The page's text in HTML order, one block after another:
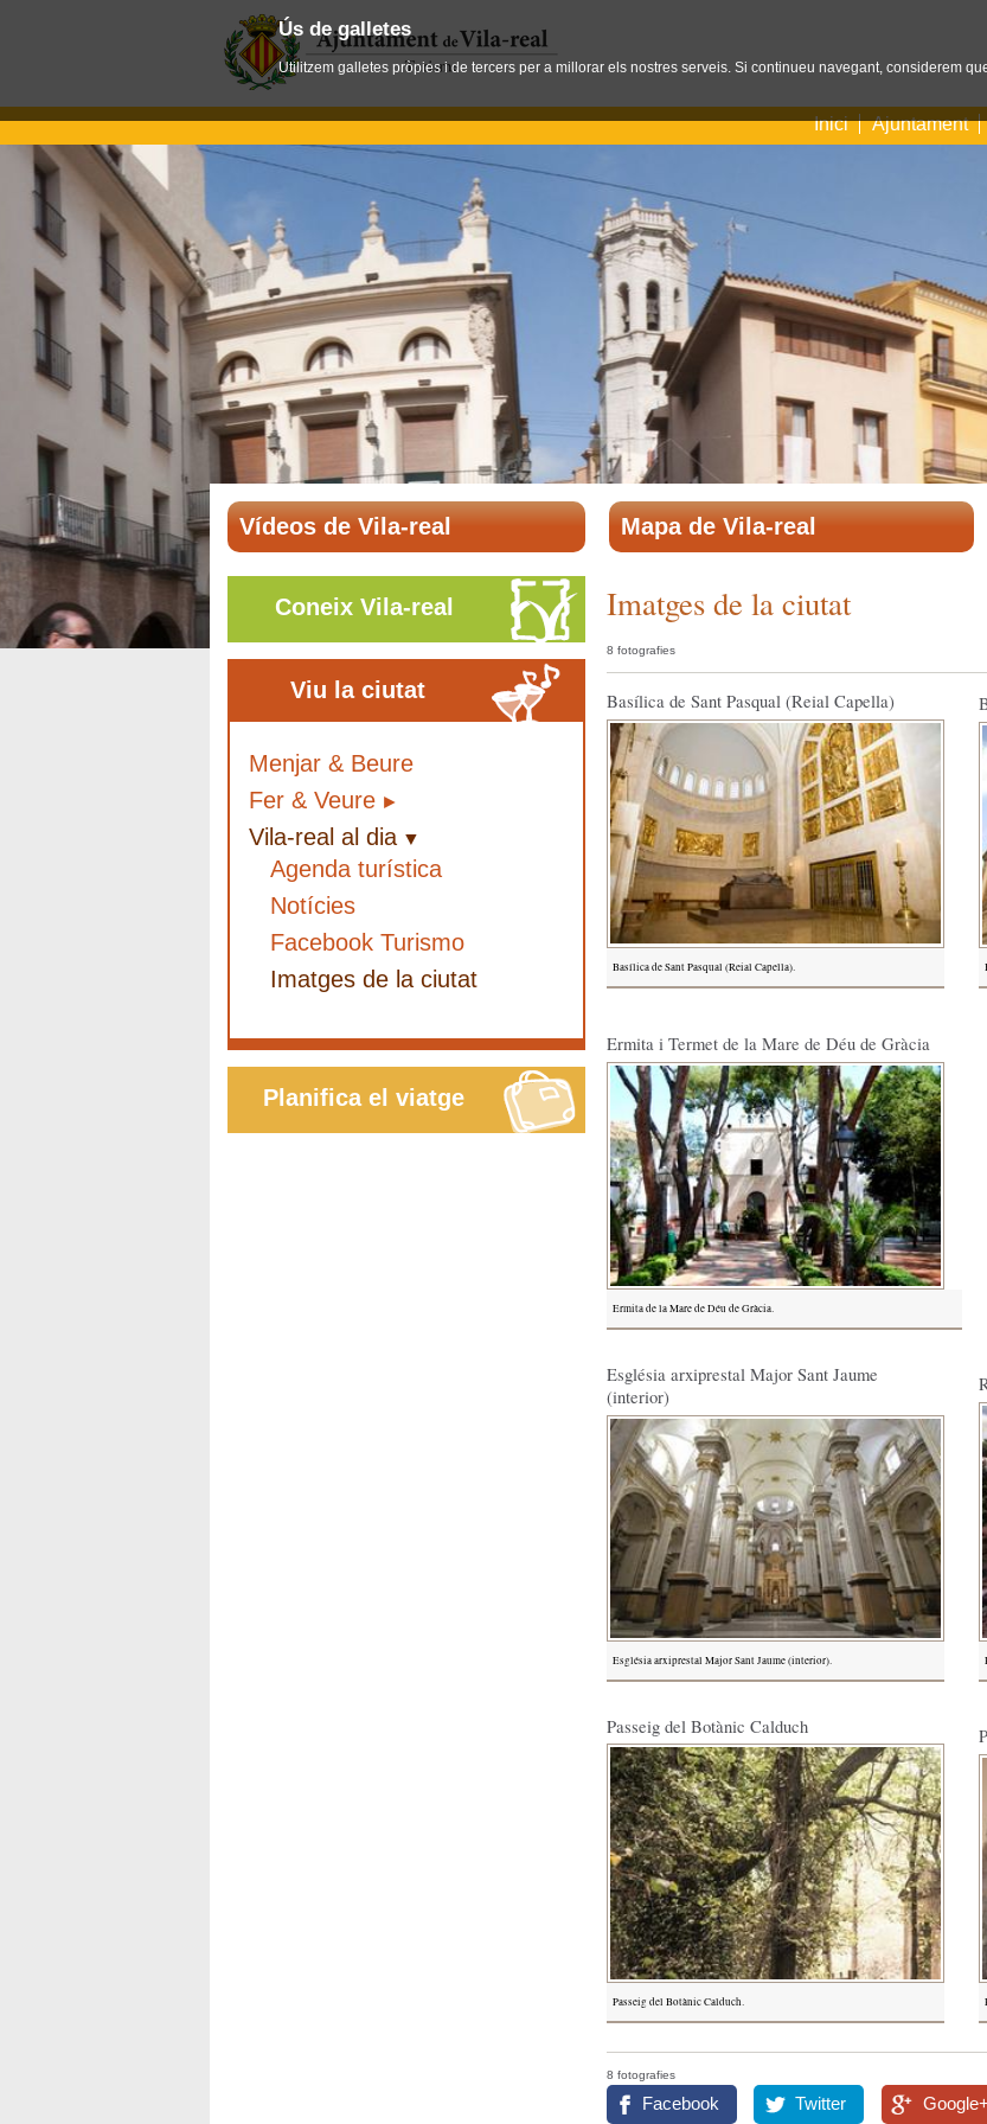
Inici Ajuntament
Vídeos de Vila-real Mapa de Vila-real
Imatges de la ciutat
8 fotografies
Basílica de Sant Pasqual (Reial Capella)
Basílica de Sant Pasqual (Reial Capella).
Ermita i Termet de la Mare de Déu de Gràcia
Ermita de la Mare de Déu de Gràcia.
Església arxiprestal Major Sant Jaume
(interior)
Església arxiprestal Major Sant Jaume (interior).
Passeig del Botànic Calduch
Passeig del Botànic Calduch.
8 fotografies
Facebook Twitter Google+
Coneix Vila-real
Viu la ciutat
Menjar & Beure
Fer & Veure
Vila-real al dia
Agenda turística
Notícies
Facebook Turismo
Imatges de la ciutat
Planifica el viatge
Ús de galletes
Utilitzem galletes pròpies i de tercers per a millorar els nostres serveis. Si continueu navegant, considerem que